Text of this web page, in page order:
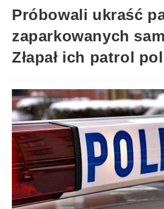
Próbowali ukraść
zaparkowanych
Złapał ich patrol